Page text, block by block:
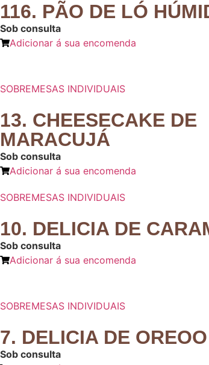
116. PÃO DE LÓ
Sob consulta
Adicionar á sua encomenda
SOBREMESAS INDIVIDUAIS
13. CHEESECAKE DE
MARACUJÁ
Sob consulta
Adicionar á sua encomenda
SOBREMESAS INDIVIDUAIS
10. DELICIA DE
Sob consulta
Adicionar á sua encomenda
SOBREMESAS INDIVIDUAIS
7. DELICIA DE OREOO
Sob consulta